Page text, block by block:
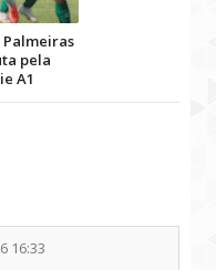
pela
A1
16:33